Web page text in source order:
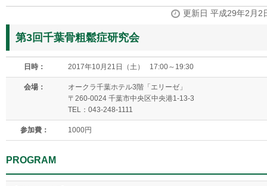
更新日 平成29年2月2
第3回千葉骨粗鬆症研究会
日時： 2017年10月21日（土） 17:00～19:30
会場：
オークラ千葉ホテル3階「エリーゼ」
〒260-0024 千葉市中央区中央港1-13-3
TEL：043-248-1111
参加費： 1000円
PROGRAM